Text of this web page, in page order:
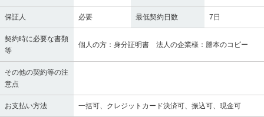
保証人 必要 最低契約日数 7日
契約時に必要な書類
等
個人の方：身分証明書 法人の企業様：謄本のコピー
その他の契約等の注
意点
お支払い方法 一括可、クレジットカード決済可、振込可、現金可